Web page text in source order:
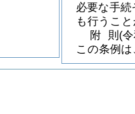
必要な手
も行うこ
附 則 (
この条例